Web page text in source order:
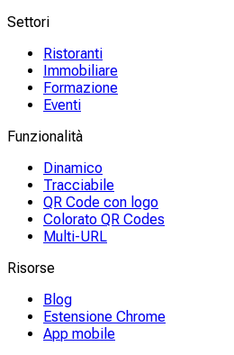
Settori
Ristoranti
Immobiliare
Formazione
Eventi
Funzionalità
Dinamico
Tracciabile
QR Code con logo
Colorato QR Codes
Multi-URL
Risorse
Blog
Estensione Chrome
App mobile